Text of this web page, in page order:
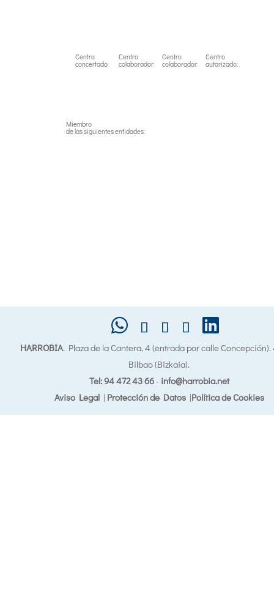
Centro
concertado:
Centro
colaborador:
Centro
colaborador:
Centro
autorizado:
Miembro
de las siguientes entidades:
HARROBIA. Plaza de la Cantera, 4 (entrada por calle
Bilbao (Bizkaia).
Tel: 94 472 43 66- info@harrobia.net
Aviso Legal| Protección de Datos|Política de Cookies